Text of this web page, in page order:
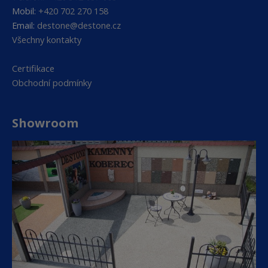
Mobil: +420 702 270 158
Email: destone@destone.cz
Všechny kontakty
Certifikace
Obchodní podmínky
Showroom